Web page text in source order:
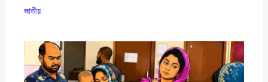
জাতীয়